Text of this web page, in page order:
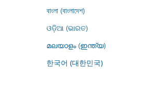
বাংলা (বাংলাদেশ)
ଓଡ଼ିଆ (ଭାରତ)
മലയാളം (ഇന്ത്യ)
한국어 (대한민국)